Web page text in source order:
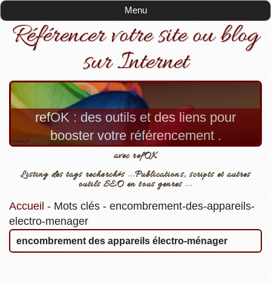
Menu
Référencer votre site ou blog
sur Internet
refOK : des outils et des liens pour
booster votre référencement .
avec refOK
Listing des tags recherchés ...Publications, scripts et autres
outils SEO en tous genres ...
Accueil - Mots clés- encombrement-des-appareils-
electro-menager
encombrement des appareils électro-ménager